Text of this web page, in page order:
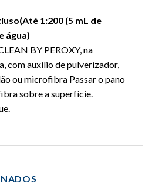
1:200 (5 mL de
água)
BY PEROXY, na
com auxílio de pulverizador,
ou microfibra Passar o pano
sobre a superfície.